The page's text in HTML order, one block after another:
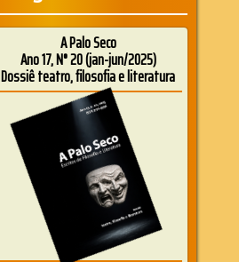
A Palo Seco
Ano 17, N° 20 (jan-jun/2025)
Dossiê teatro, filosofia e literatura